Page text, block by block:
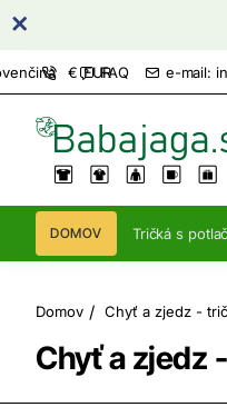
FAQ e-mail:
€ EUR
DOMOV Tričká s
Chyť a zjedz
Domov homeChyť a zjedz -